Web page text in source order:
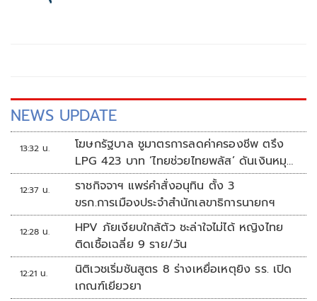
NEWS UPDATE
13:32 น.
โฆษกรัฐบาล ชูมาตรการลดค่าครองชีพ ตรึง
LPG 423 บาท ‘ไทยช่วยไทยพลัส’ ดันเงินหมุน
แสนล้าน
12:37 น.
ราชกิจจาฯ แพร่คำสั่งอนุทิน ตั้ง 3
ขรก.การเมืองประจำสำนักเลขาธิการนายกฯ
12:28 น.
HPV ภัยเงียบใกล้ตัว ชะล่าใจไม่ได้ หญิงไทย
ติดเชื้อเฉลี่ย 9 ราย/วัน
12:21 น.
นิติเวชเริ่มชันสูตร 8 ร่างเหยื่อเหตุยิง รร. เปิด
เกณฑ์เยียวยา